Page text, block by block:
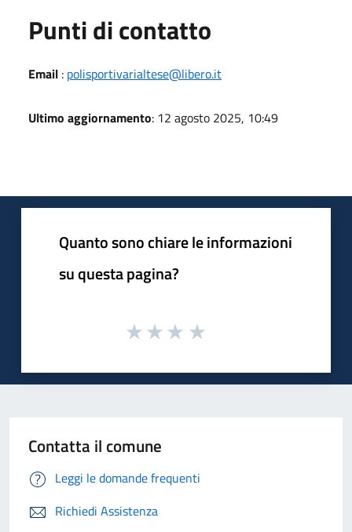
Punti di contatto
Email : polisportivarialtese@libero.it
Ultimo aggiornamento: 12 agosto 2025, 10:49
Quanto sono chiare le informazioni
su questa pagina?
Contatta il comune
Leggi le domande frequenti
Richiedi Assistenza